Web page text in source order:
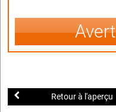
Retour à l'aperçu